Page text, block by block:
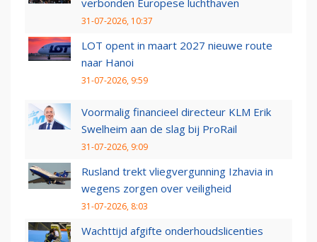
31-07-2026, 10:37
LOT opent in maart 2027 nieuwe route
naar Hanoi
31-07-2026, 9:59
Voormalig financieel directeur KLM Erik
Swelheim aan de slag bij ProRail
31-07-2026, 9:09
Rusland trekt vliegvergunning Izhavia in
wegens zorgen over veiligheid
31-07-2026, 8:03
Wachttijd afgifte onderhoudslicenties